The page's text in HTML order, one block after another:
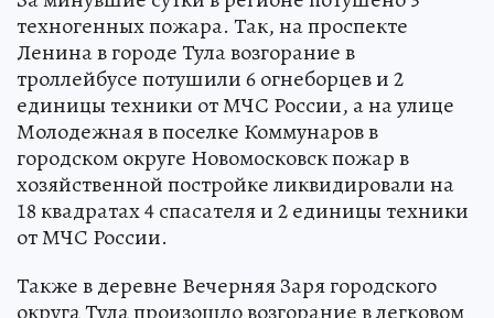
техногенных пожара. Так, на проспекте
Ленина в городе Тула возгорание в
троллейбусе потушили 6 огнеборцев и 2
единицы техники от МЧС России, а на улице
Молодежная в поселке Коммунаров в
городском округе Новомосковск пожар в
хозяйственной постройке ликвидировали на
18 квадратах 4 спасателя и 2 единицы техники
от МЧС России.
Также в деревне Вечерняя Заря городского
округа Тула произошло возгорание в легковом